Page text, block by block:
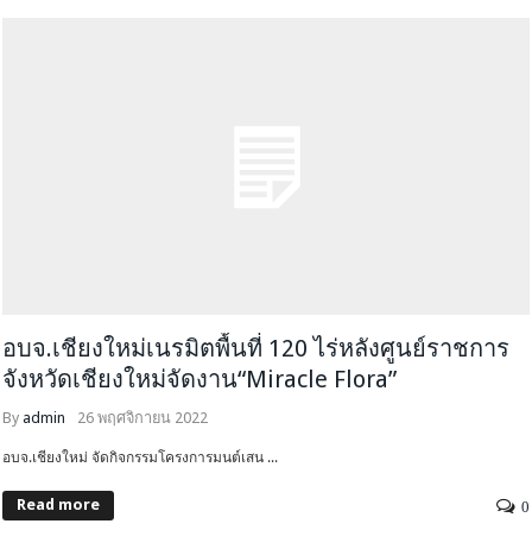
อบจ.เชียงใหม่เนรมิตพื้นที่ 120 ไร่หลังศูนย์ราชการ
จังหวัดเชียงใหม่จัดงาน“Miracle Flora”
By admin 26 พฤศจิกายน 2022
อบจ.เชียงใหม่ จัดกิจกรรมโครงการมนต์เสน ...
Read more 0